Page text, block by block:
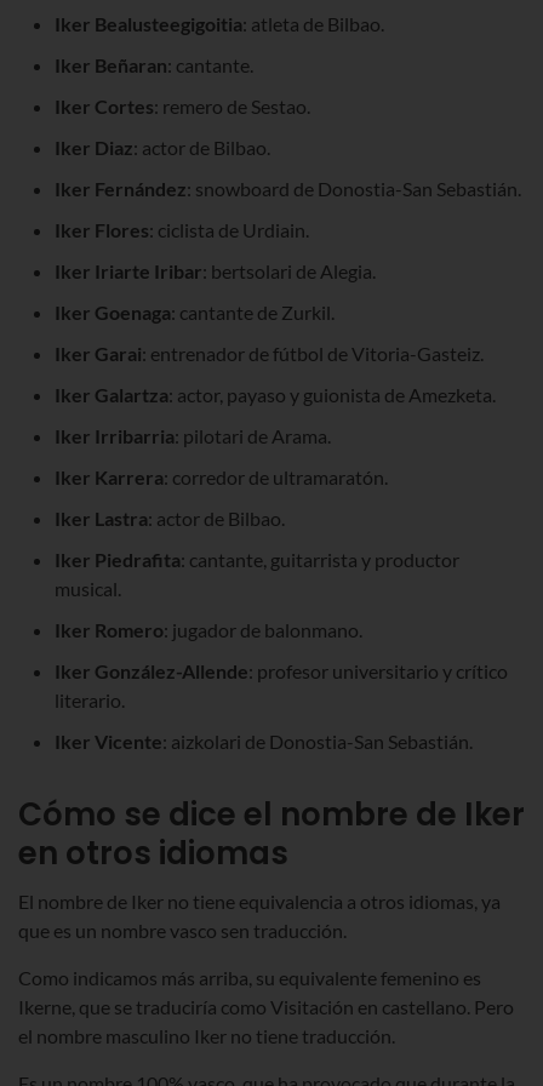
Iker Bealusteegigoitia: atleta de Bilbao.
Iker Beñaran: cantante.
Iker Cortes: remero de Sestao.
Iker Diaz: actor de Bilbao.
Iker Fernández: snowboard de Donostia-San Sebastián.
Iker Flores: ciclista de Urdiain.
Iker Iriarte Iribar: bertsolari de Alegia.
Iker Goenaga: cantante de Zurkil.
Iker Garai: entrenador de fútbol de Vitoria-Gasteiz.
Iker Galartza: actor, payaso y guionista de Amezketa.
Iker Irribarria: pilotari de Arama.
Iker Karrera: corredor de ultramaratón.
Iker Lastra: actor de Bilbao.
Iker Piedrafita: cantante, guitarrista y productor
musical.
Iker Romero: jugador de balonmano.
Iker González-Allende: profesor universitario y crítico
literario.
Iker Vicente: aizkolari de Donostia-San Sebastián.
Cómo se dice el nombre de Iker
en otros idiomas
El nombre de Iker no tiene equivalencia a otros idiomas, ya
que es un nombre vasco sen traducción.
Como indicamos más arriba, su equivalente femenino es
Ikerne, que se traduciría como Visitación en castellano. Pero
el nombre masculino Iker no tiene traducción.